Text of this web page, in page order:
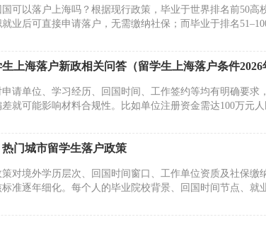
可以落户上海吗？根据现行政策，毕业于世界排名前50高
业后可直接申请落户，无需缴纳社保；而毕业于排名
上海落户新政相关问答（留学生上海落户条件2026
请单位、学习经历、回国时间、工作签约等均有明确要求
就可能影响材料合规性。比如单位注册资金需达100万元人
热门城市留学生落户政策
对境外学历层次、回国时间窗口、工作单位资质及社保缴
准逐年细化。每个人的毕业院校背景、回国时间节点、就